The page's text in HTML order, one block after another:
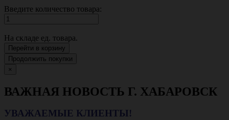
Введите количество товара:
На складе ед. товара.
Перейти в корзину
Продолжить покупки
×
ВАЖНАЯ НОВОСТЬ Г. ХАБАРОВСК
УВАЖАЕМЫЕ КЛИЕНТЫ!